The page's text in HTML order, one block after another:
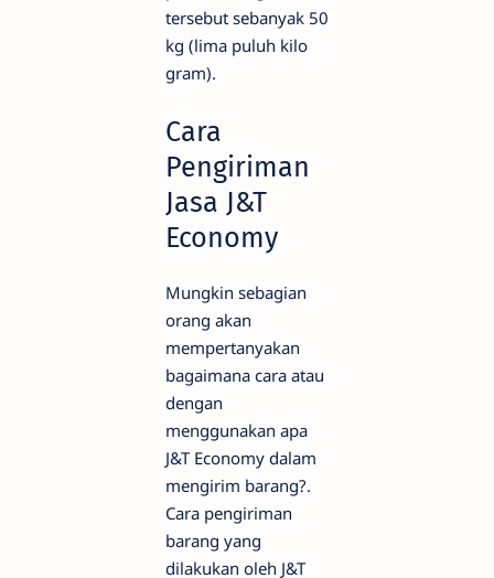
tersebut sebanyak 50
kg (lima puluh kilo
gram).
Cara
Pengiriman
Jasa J&T
Economy
Mungkin sebagian
orang akan
mempertanyakan
bagaimana cara atau
dengan
menggunakan apa
J&T Economy dalam
mengirim barang?.
Cara pengiriman
barang yang
dilakukan oleh J&T